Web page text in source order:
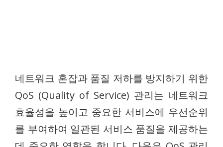
네트워크 혼잡과 품질 저하를 방지하기 위한
QoS (Quality of Service) 관리는 네트워크
효율성을 높이고 중요한 서비스에 우선순위
를 부여하여 일관된 서비스 품질을 제공하는